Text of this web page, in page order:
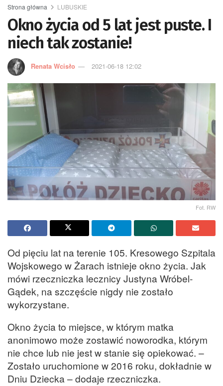
Strona główna LUBUSKIE
Okno życia od 5 lat jest puste. I
niech tak zostanie!
Renata Wcisło 2021-06-18 12:02
Fot. RW
Od pięciu lat na terenie 105. Kresowego Szpitala
Wojskowego w Żarach istnieje okno życia. Jak
mówi rzeczniczka lecznicy Justyna Wróbel-
Gądek, na szczęście nigdy nie zostało
wykorzystane.
Okno życia to miejsce, w którym matka
anonimowo może zostawić noworodka, którym
nie chce lub nie jest w stanie się opiekować. –
Zostało uruchomione w 2016 roku, dokładnie w
Dniu Dziecka – dodaje rzeczniczka.